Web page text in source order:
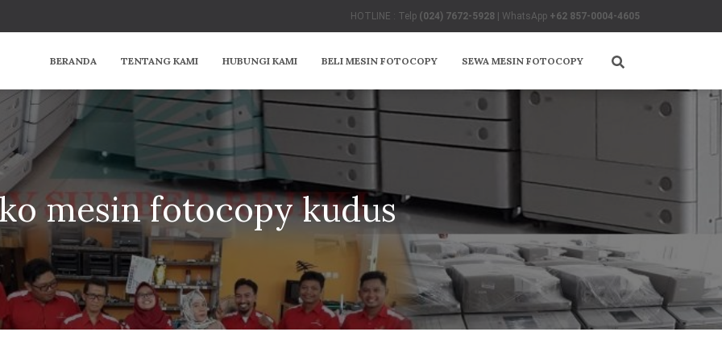
HOTLINE : Telp (024) 7672-5928 | WhatsApp +62 857-0004-4605
BERANDA TENTANG KAMI HUBUNGI KAMI BELI MESIN FOTOCOPY SEWA MESIN FOTOCOPY
mesin fotocopy kudus